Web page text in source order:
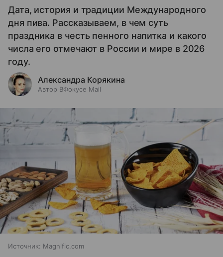
Дата, история и традиции Международного
дня пива. Рассказываем, в чем суть
праздника в честь пенного напитка и какого
числа его отмечают в России и мире в 2026
году.
Александра Корякина
Автор ВФокусе Mail
Источник: Magnific.com